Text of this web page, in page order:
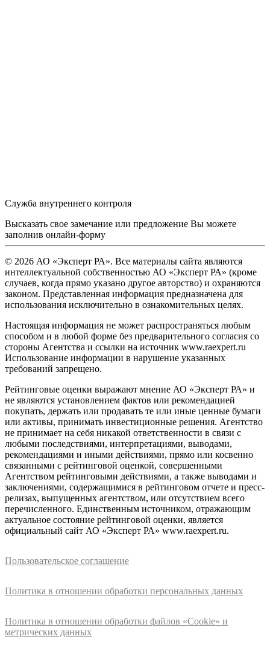
Служба внутреннего контроля
Высказать свое замечание или предложение Вы можете
заполнив онлайн-форму
© 2026 АО «Эксперт РА». Все материалы сайта являются
интеллектуальной собственностью АО «Эксперт РА» (кроме
случаев, когда прямо указано другое авторство) и охраняются
законом. Представленная информация предназначена для
использования исключительно в ознакомительных целях.
Настоящая информация не может распространяться любым
способом и в любой форме без предварительного согласия со
стороны Агентства и ссылки на источник www.raexpert.ru
Использование информации в нарушение указанных
требований запрещено.
Рейтинговые оценки выражают мнение АО «Эксперт РА» и
не являются установлением фактов или рекомендацией
покупать, держать или продавать те или иные ценные бумаги
или активы, принимать инвестиционные решения. Агентство
не принимает на себя никакой ответственности в связи с
любыми последствиями, интерпретациями, выводами,
рекомендациями и иными действиями, прямо или косвенно
связанными с рейтинговой оценкой, совершенными
Агентством рейтинговыми действиями, а также выводами и
заключениями, содержащимися в рейтинговом отчете и пресс-
релизах, выпущенных агентством, или отсутствием всего
перечисленного. Единственным источником, отражающим
актуальное состояние рейтинговой оценки, является
официальный сайт АО «Эксперт РА» www.raexpert.ru.
Пользовательское соглашение
Политика в отношении обработки персональных данных
Политика в отношении обработки файлов «Cookie» и
метрических данных